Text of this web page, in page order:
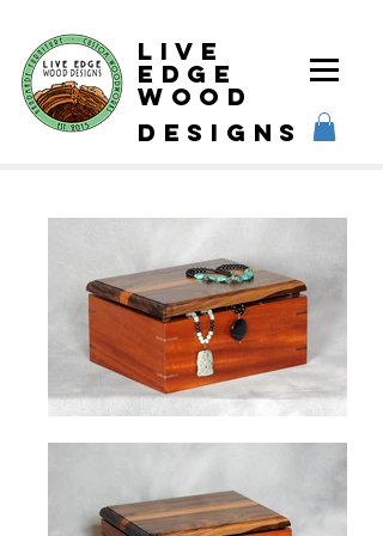
Live
Edge
Wood
designs